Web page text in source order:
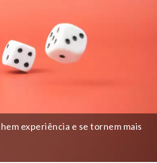
experiência e se tornem mais